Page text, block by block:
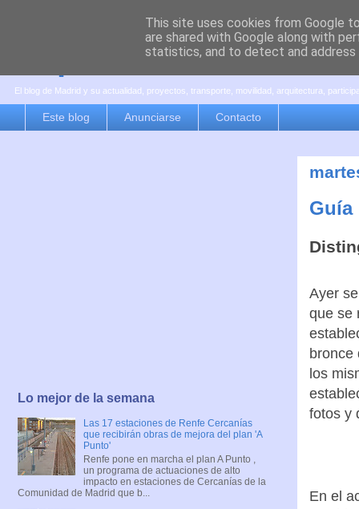
es por madrid
El blog de Madrid y su actualidad, proyectos, transporte, movilidad, arquitectura,
Este blog Anunciarse Contacto
Guía
Ayer
que se
bronce
los
fotos y
En el
Lo mejor de la semana
Las 17 estaciones de Renfe Cercanías
que recibirán obras de mejora del plan 'A
Punto'
Renfe pone en marcha el plan A Punto ,
un programa de actuaciones de alto
impacto en estaciones de Cercanías de la
Comunidad de Madrid que b...
This site uses cookies from Google
are shared with Google along with
statistics, and to detect and address